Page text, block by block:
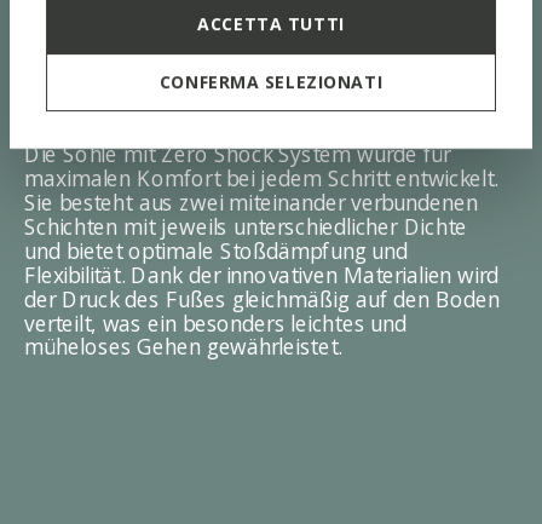
ACCETTA TUTTI
CONFERMA SELEZIONATI
ZERO Shock System
Die Sohle mit Zero Shock System wurde für
maximalen Komfort bei jedem Schritt entwickelt.
Sie besteht aus zwei miteinander verbundenen
Schichten mit jeweils unterschiedlicher Dichte
und bietet optimale Stoßdämpfung und
Flexibilität. Dank der innovativen Materialien wird
der Druck des Fußes gleichmäßig auf den Boden
verteilt, was ein besonders leichtes und
müheloses Gehen gewährleistet.